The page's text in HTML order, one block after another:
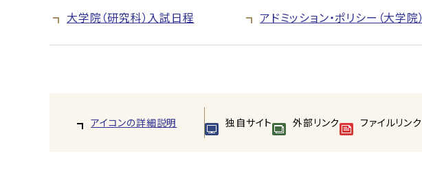
大学院（研究科）入試日程 アドミッション・ポリシー（大学院）
アイコンの詳細説明 独自サイト 外部リンク ファイルリンク